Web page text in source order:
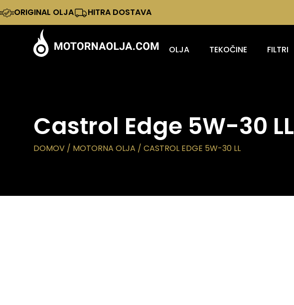
ORIGINAL OLJA HITRA DOSTAVA
OLJA TEKOČINE FILTRI
Castrol Edge 5W-30 LL
DOMOV / MOTORNA OLJA / CASTROL EDGE 5W-30 LL